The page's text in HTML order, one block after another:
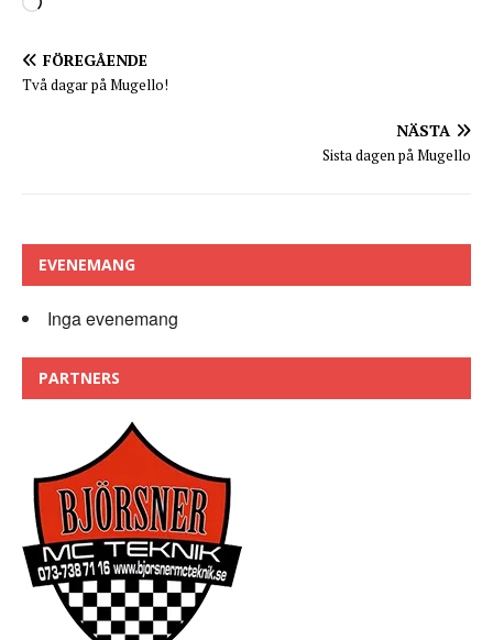
FÖREGÅENDE
Två dagar på Mugello!
NÄSTA
Sista dagen på Mugello
EVENEMANG
Inga evenemang
PARTNERS